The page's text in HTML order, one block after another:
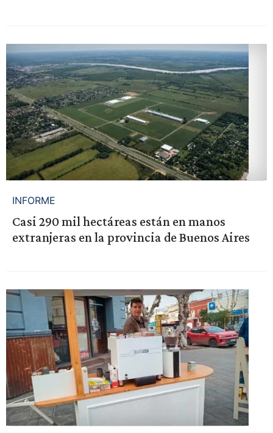
INFORME
Casi 290 mil hectáreas están en manos
extranjeras en la provincia de Buenos Aires